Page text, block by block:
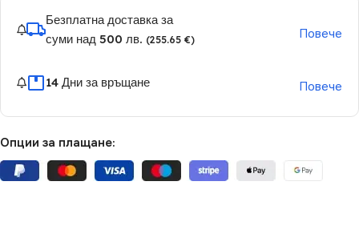
Безплатна доставка за
суми над 500 лв. (255.65 €) Повече
14 Дни за връщане Повече
Опции за плащане: